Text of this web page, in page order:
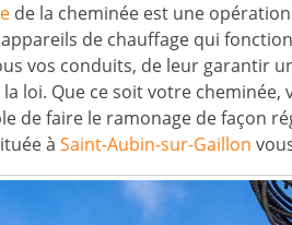
de la cheminée est une
de chauffage qui
vos conduits, de leur garantir
la loi. Que ce soit votre
de faire le ramonage de façon
à Saint-Aubin-sur-Gaillon